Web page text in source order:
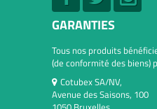
GARANTIES
Tous nos produits
(de conformité des biens)
Cotubex SA/NV,
Avenue des Saisons, 100